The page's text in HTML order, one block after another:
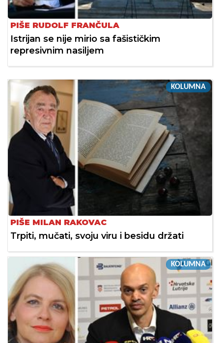
PIŠE RUDOLF FRANČULA
Istrijan se nije mirio sa fašističkim
represivnim nasiljem
KOLUMNA
PIŠE MILAN RAKOVAC
Trpiti, mučati, svoju viru i besidu držati
KOLUMNA